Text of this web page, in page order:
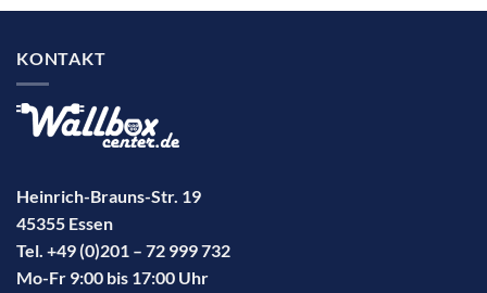
KONTAKT
Heinrich-Brauns-Str. 19
45355 Essen
Tel. +49 (0)201 – 72 999 732
Mo-Fr 9:00 bis 17:00 Uhr